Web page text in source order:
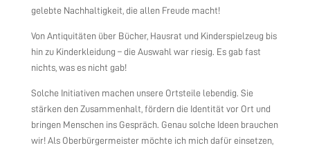
gelebte Nachhaltigkeit, die allen Freude macht!
Von Antiquitäten über Bücher, Hausrat und Kinderspielzeug bis
hin zu Kinderkleidung – die Auswahl war riesig. Es gab fast
nichts, was es nicht gab!
Solche Initiativen machen unsere Ortsteile lebendig. Sie
stärken den Zusammenhalt, fördern die Identität vor Ort und
bringen Menschen ins Gespräch. Genau solche Ideen brauchen
wir! Als Oberbürgermeister möchte ich mich dafür einsetzen,